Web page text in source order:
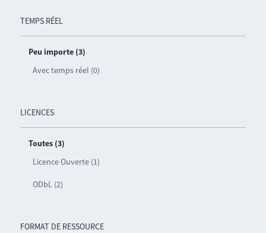
TEMPS RÉEL
Peu importe (3)
Avec temps réel (0)
LICENCES
Toutes (3)
Licence Ouverte (1)
ODbL (2)
FORMAT DE RESSOURCE